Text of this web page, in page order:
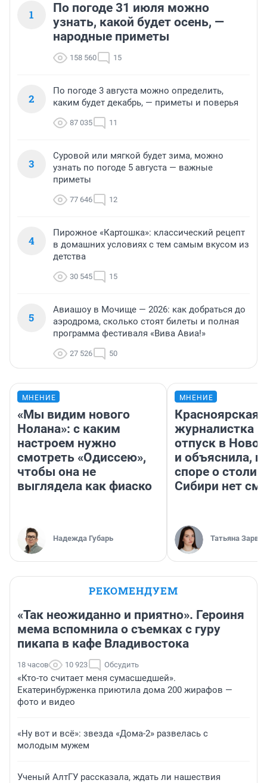
1
По погоде 31 июля можно
узнать, какой будет осень, —
народные приметы
158 560 15
2
По погоде 3 августа можно определить,
каким будет декабрь, — приметы и поверья
87 035 11
3
Суровой или мягкой будет зима, можно
узнать по погоде 5 августа — важные
приметы
77 646 12
4
Пирожное «Картошка»: классический рецепт
в домашних условиях с тем самым вкусом из
детства
30 545 15
5
Авиашоу в Мочище — 2026: как добраться до
аэродрома, сколько стоят билеты и полная
программа фестиваля «Вива Авиа!»
27 526 50
МНЕНИЕ
«Мы видим нового
Нолана»: с каким
настроем нужно
смотреть «Одиссею»,
чтобы она не
выглядела как фиаско
Надежда Губарь
МНЕНИЕ
Красноярская
журналистка
отпуск в
и объяснила,
споре о
Сибири нет
Татьяна Зарва
РЕКОМЕНДУЕМ
«Так неожиданно и приятно». Героиня
мема вспомнила о съемках с гуру
пикапа в кафе Владивостока
18 часов 10 923 Обсудить
«Кто-то считает меня сумасшедшей».
Екатеринбурженка приютила дома 200 жирафов —
фото и видео
«Ну вот и всё»: звезда «Дома-2» развелась с
молодым мужем
Ученый АлтГУ рассказала, ждать ли нашествия